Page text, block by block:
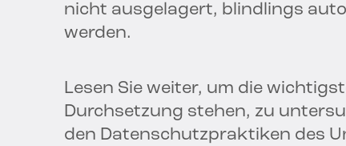
nicht ausgelagert, blindlings
werden.
Lesen Sie weiter, um die
Durchsetzung stehen, zu
den Datenschutzpraktiken des